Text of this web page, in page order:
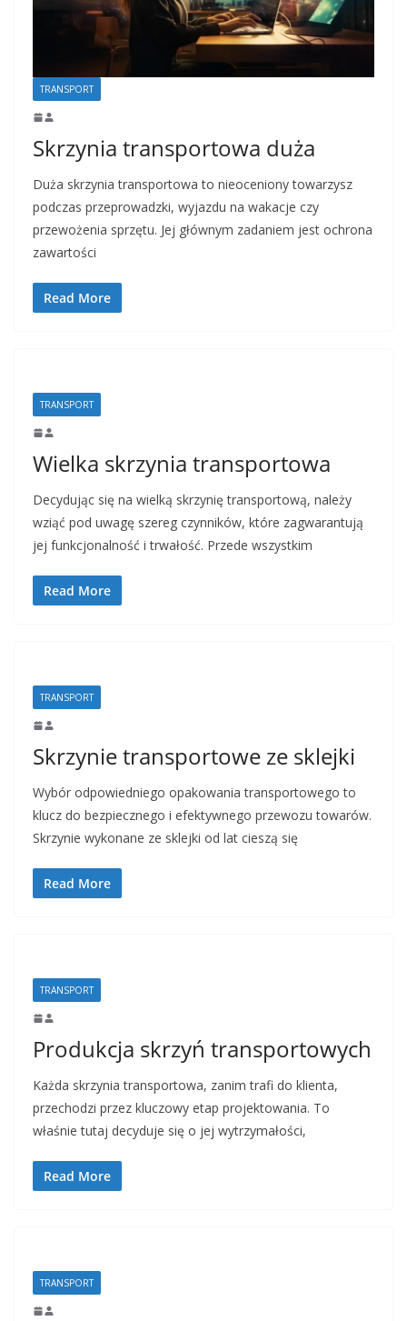
TRANSPORT
Skrzynia transportowa duża
Duża skrzynia transportowa to nieoceniony towarzysz
podczas przeprowadzki, wyjazdu na wakacje czy
przewożenia sprzętu. Jej głównym zadaniem jest ochrona
zawartości
Read More
TRANSPORT
Wielka skrzynia transportowa
Decydując się na wielką skrzynię transportową, należy
wziąć pod uwagę szereg czynników, które zagwarantują
jej funkcjonalność i trwałość. Przede wszystkim
Read More
TRANSPORT
Skrzynie transportowe ze sklejki
Wybór odpowiedniego opakowania transportowego to
klucz do bezpiecznego i efektywnego przewozu towarów.
Skrzynie wykonane ze sklejki od lat cieszą się
Read More
TRANSPORT
Produkcja skrzyń transportowych
Każda skrzynia transportowa, zanim trafi do klienta,
przechodzi przez kluczowy etap projektowania. To
właśnie tutaj decyduje się o jej wytrzymałości,
Read More
TRANSPORT